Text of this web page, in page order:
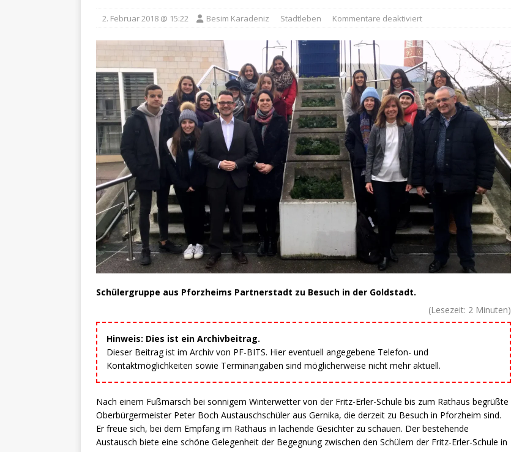
2. Februar 2018 @ 15:22 Besim Karadeniz Stadtleben Kommentare deaktiviert
Schülergruppe aus Pforzheims Partnerstadt zu Besuch in der Goldstadt.
(Lesezeit: 2 Minuten)
Hinweis: Dies ist ein Archivbeitrag.
Dieser Beitrag ist im Archiv von PF-BITS. Hier eventuell angegebene Telefon- und
Kontaktmöglichkeiten sowie Terminangaben sind möglicherweise nicht mehr aktuell.
Nach einem Fußmarsch bei sonnigem Winterwetter von der Fritz-Erler-Schule bis zum Rathaus begrüßte
Oberbürgermeister Peter Boch Austauschschüler aus Gernika, die derzeit zu Besuch in Pforzheim sind.
Er freue sich, bei dem Empfang im Rathaus in lachende Gesichter zu schauen. Der bestehende
Austausch biete eine schöne Gelegenheit der Begegnung zwischen den Schülern der Fritz-Erler-Schule in